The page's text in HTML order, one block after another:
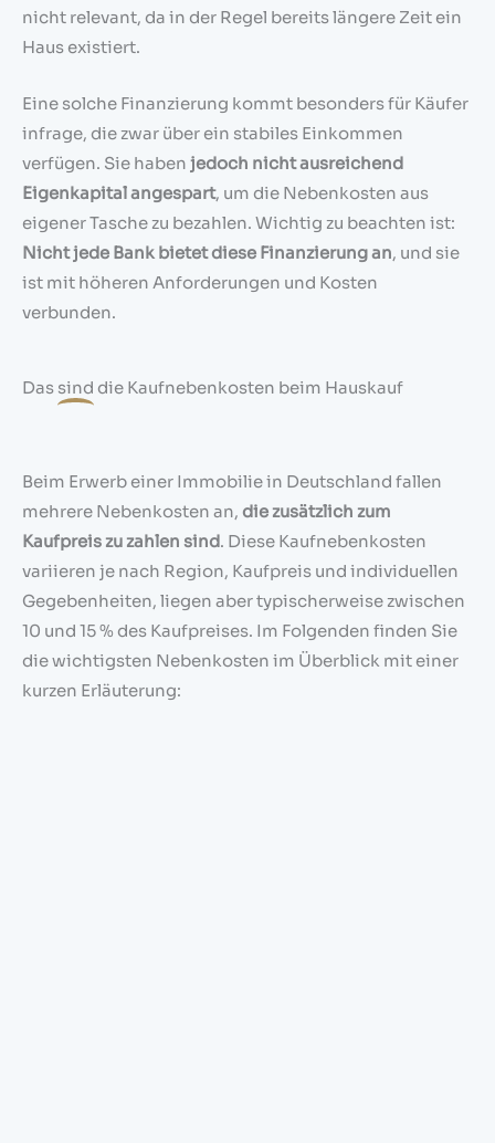
nicht relevant, da in der Regel bereits längere Zeit ein
Haus existiert.
Eine solche Finanzierung kommt besonders für Käufer
infrage, die zwar über ein stabiles Einkommen
verfügen. Sie haben jedoch nicht ausreichend
Eigenkapital angespart, um die Nebenkosten aus
eigener Tasche zu bezahlen. Wichtig zu beachten ist:
Nicht jede Bank bietet diese Finanzierung an, und sie
ist mit höheren Anforderungen und Kosten
verbunden.
Das sind die Kaufnebenkosten beim Hauskauf
Beim Erwerb einer Immobilie in Deutschland fallen
mehrere Nebenkosten an, die zusätzlich zum
Kaufpreis zu zahlen sind. Diese Kaufnebenkosten
variieren je nach Region, Kaufpreis und individuellen
Gegebenheiten, liegen aber typischerweise zwischen
10 und 15 % des Kaufpreises. Im Folgenden finden Sie
die wichtigsten Nebenkosten im Überblick mit einer
kurzen Erläuterung: